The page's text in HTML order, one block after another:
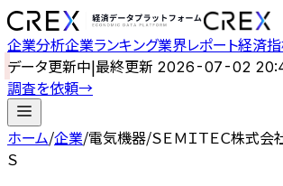
企業分析企業ランキング業界レポート経済
データ更新中|最終更新 2026-07-02
調査を依頼→
ホーム/企業/電気機器/ＳＥＭＩＴＥＣ株式会
Ｓ